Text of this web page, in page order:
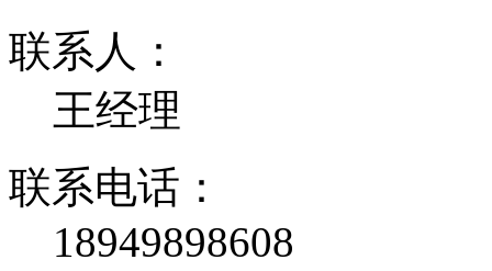
联系人：
王经理
联系电话：
18949898608